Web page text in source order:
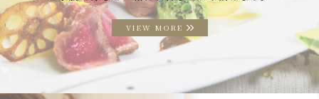
VIEW MORE